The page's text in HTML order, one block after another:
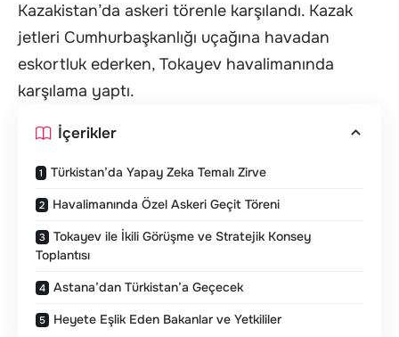
Kazakistan’da askeri törenle karşılandı. Kazak
jetleri Cumhurbaşkanlığı uçağına havadan
eskortluk ederken, Tokayev havalimanında
karşılama yaptı.
İçerikler
Türkistan’da Yapay Zeka Temalı Zirve
Havalimanında Özel Askeri Geçit Töreni
Tokayev ile İkili Görüşme ve Stratejik Konsey
Toplantısı
Astana’dan Türkistan’a Geçecek
Heyete Eşlik Eden Bakanlar ve Yetkililer